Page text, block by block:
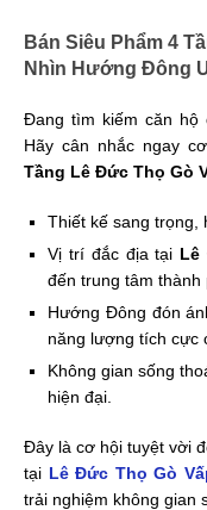
Bán Siêu Phẩm 4
Nhìn Hướng Đông
Đang tìm kiếm căn hộ
Hãy cân nhắc ngay
Tầng Lê Đức Thọ Gò
Thiết kế sang trọng,
Vị trí đắc địa tại Lê
đến trung tâm thành
Hướng Đông đón
năng lượng tích cực
Không gian sống
hiện đại.
Đây là cơ hội tuyệt vời
tại Lê Đức Thọ Gò
trải nghiệm không gian